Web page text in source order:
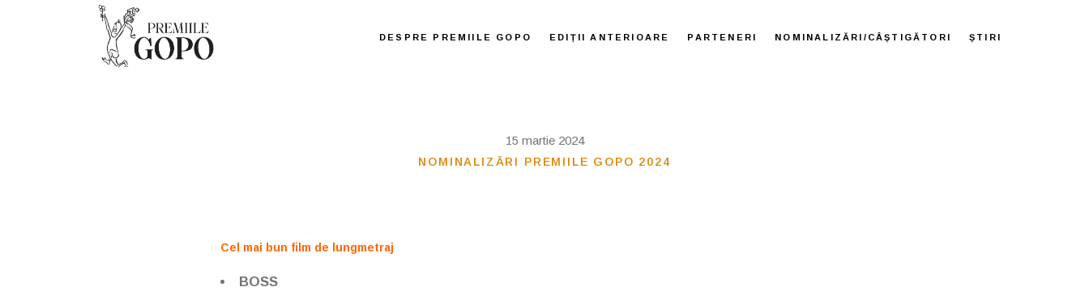
DESPRE PREMIILE GOPO EDIȚII ANTERIOARE PARTENERI NOMINALIZĂRI/CÂȘTIGĂTORI ȘTIRI
15 martie 2024
NOMINALIZĂRI PREMIILE GOPO 2024
Cel mai bun film de lungmetraj
BOSS